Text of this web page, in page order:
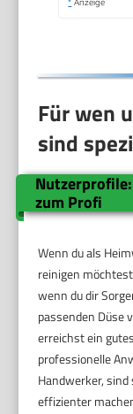
Für wen
sind
zum Profi
Wenn du als
reinigen
wenn du dir
passenden Düse
erreichst ein
professionelle
Handwerker,
effizienter